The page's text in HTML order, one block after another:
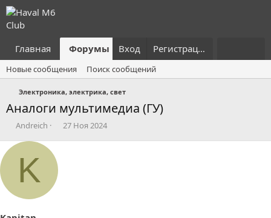
Главная Форумы Что нового?
Вход Регистрация
Новые сообщения Поиск сообщений
Электроника, электрика, свет
Аналоги мультимедиа (ГУ)
А
т
м
ы
Andreich
Д
27 Ноя 2024
K